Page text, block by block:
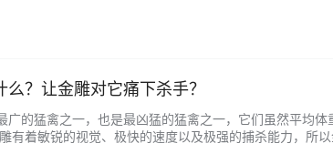
么？让金雕对它痛下杀手？
广的猛禽之一，也是最凶猛的猛禽之一，它们虽然平均
有着敏锐的视觉、极快的速度以及极强的捕杀能力，所